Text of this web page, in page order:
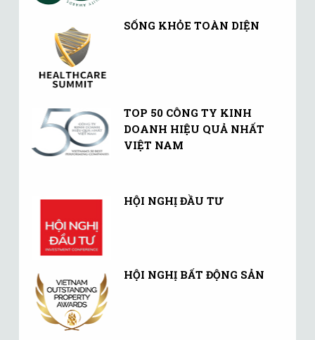
SỐNG KHỎE TOÀN DIỆN
TOP 50 CÔNG TY KINH
DOANH HIỆU QUẢ NHẤT
VIỆT NAM
HỘI NGHỊ ĐẦU TƯ
HỘI NGHỊ BẤT ĐỘNG SẢN